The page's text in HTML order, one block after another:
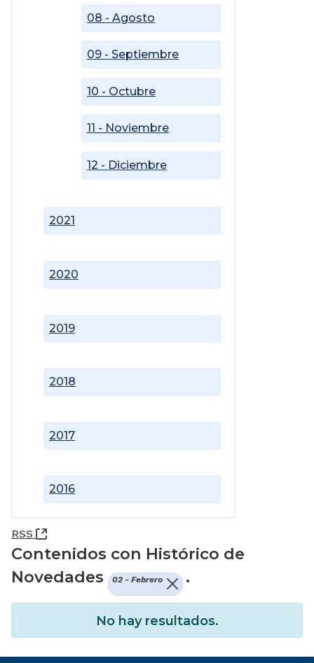
2016
2017
2018
2019
2020
2021
08 - Agosto
09 - Septiembre
10 - Octubre
11 - Noviembre
12 - Diciembre
RSS (Abre una nueva ventana)
Contenidos con Histórico de
Novedades
02 - Febrero .
No hay resultados.